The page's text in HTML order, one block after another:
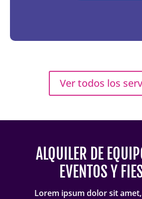
Ver todos los
ALQUILER DE
EVENTOS Y
Lorem ipsum dolor sit